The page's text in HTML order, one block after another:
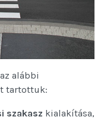
alábbi
tartottuk:
szakasz kialakítása,